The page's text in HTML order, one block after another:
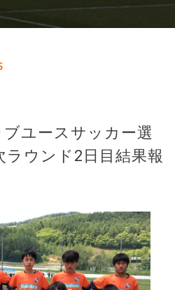
ユースサッカー選
ラウンド2日目結果報